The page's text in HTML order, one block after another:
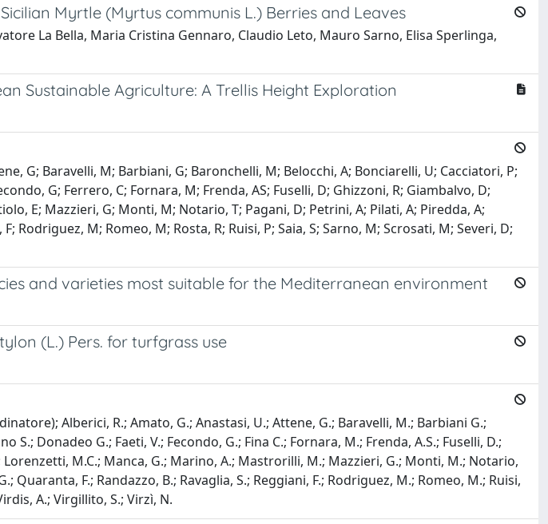
Myrtle (Myrtus communis L.) Berries and Leaves
La Bella, Maria Cristina Gennaro, Claudio Leto, Mauro Sarno, Elisa Sperlinga,
Sustainable Agriculture: A Trellis Height Exploration
G; Baravelli, M; Barbiani, G; Baronchelli, M; Belocchi, A; Bonciarelli, U; Cacciatori, P;
G; Ferrero, C; Fornara, M; Frenda, AS; Fuselli, D; Ghizzoni, R; Giambalvo, D;
E; Mazzieri, G; Monti, M; Notario, T; Pagani, D; Petrini, A; Pilati, A; Piredda, A;
Rodriguez, M; Romeo, M; Rosta, R; Ruisi, P; Saia, S; Sarno, M; Scrosati, M; Severi, D;
and varieties most suitable for the Mediterranean environment
(L.) Pers. for turfgrass use
Alberici, R.; Amato, G.; Anastasi, U.; Attene, G.; Baravelli, M.; Barbiani G.;
Donadeo G.; Faeti, V.; Fecondo, G.; Fina C.; Fornara, M.; Frenda, A.S.; Fuselli, D.;
M.C.; Manca, G.; Marino, A.; Mastrorilli, M.; Mazzieri, G.; Monti, M.; Notario,
Quaranta, F.; Randazzo, B.; Ravaglia, S.; Reggiani, F.; Rodriguez, M.; Romeo, M.; Ruisi,
A.; Virgillito, S.; Virzì, N.